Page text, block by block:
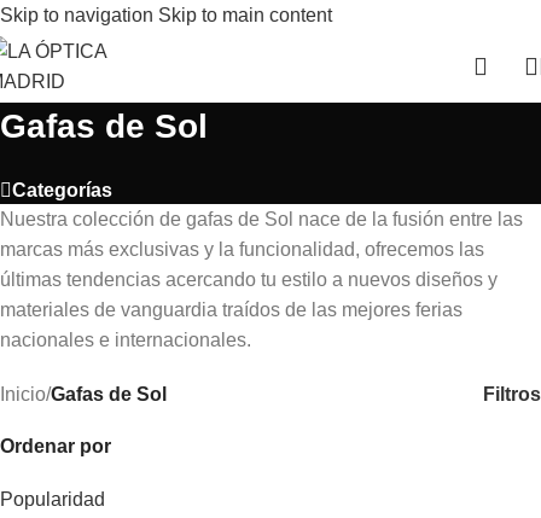
Skip to navigation Skip to main content
Gafas de Sol
Categorías
Nuestra colección de gafas de Sol nace de la fusión entre las
marcas más exclusivas y la funcionalidad, ofrecemos las
últimas tendencias acercando tu estilo a nuevos diseños y
materiales de vanguardia traídos de las mejores ferias
nacionales e internacionales.
Inicio/Gafas de Sol Filtros
Ordenar por
Popularidad